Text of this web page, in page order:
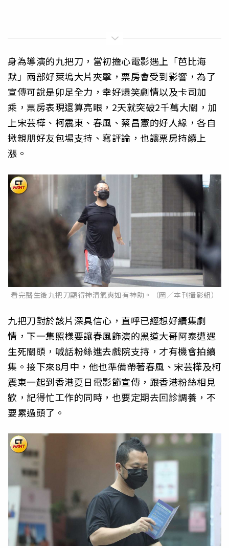
身為導演的九把刀，當初擔心電影遇上「芭比海
默」兩部好萊塢大片夾擊，票房會受到影響，為了
宣傳可說是卯足全力，幸好爆笑劇情以及卡司加
乘，票房表現還算亮眼，2天就突破2千萬大關，加
上宋芸樺、柯震東、春風、蔡昌憲的好人緣，各自
揪親朋好友包場支持、寫評論，也讓票房持續上
漲。
看完醫生後九把刀顯得神清氣爽如有神助。（圖／本刊攝影組）
九把刀對於該片深具信心，直呼已經想好續集劇
情，下一集照樣要讓春風飾演的黑道大哥阿泰遭遇
生死關頭，喊話粉絲進去戲院支持，才有機會拍續
集。接下來8月中，他也準備帶著春風、宋芸樺及柯
震東一起到香港夏日電影節宣傳，跟香港粉絲相見
歡，記得忙工作的同時，也要定期去回診調養，不
要累過頭了。